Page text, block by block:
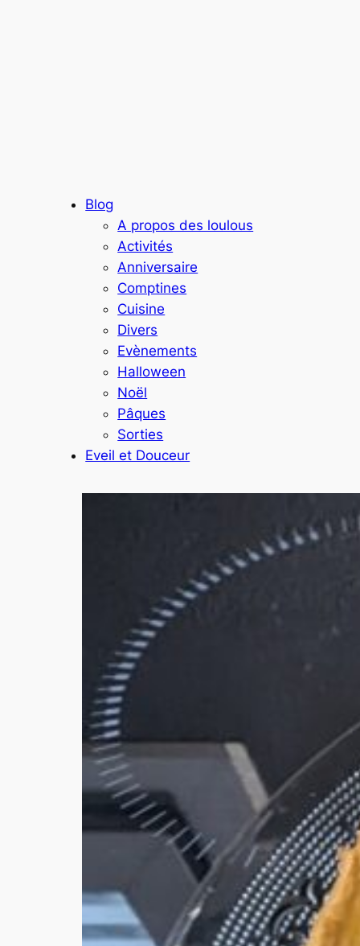
Blog
A propos des loulous
Activités
Anniversaire
Comptines
Cuisine
Divers
Evènements
Halloween
Noël
Pâques
Sorties
Eveil et Douceur